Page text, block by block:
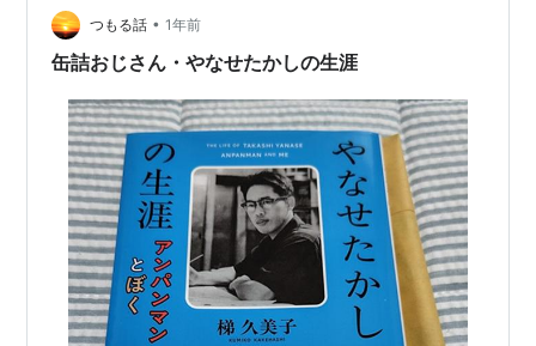
つもる話 • 1年前
缶詰おじさん・やなせたかしの生涯